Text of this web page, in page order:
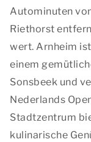
Autominuten
Riethorst
wert. Arnheim
einem
Sonsbeek und
Nederlands
Stadtzentrum
kulinarische